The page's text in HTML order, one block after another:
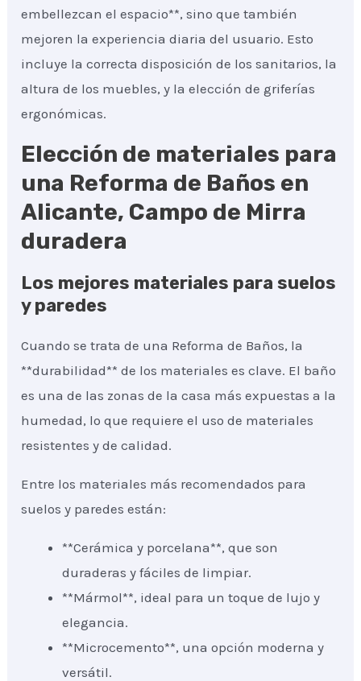
embellezcan el espacio**, sino que también
mejoren la experiencia diaria del usuario. Esto
incluye la correcta disposición de los sanitarios, la
altura de los muebles, y la elección de griferías
ergonómicas.
Elección de materiales para
una Reforma de Baños en
Alicante, Campo de Mirra
duradera
Los mejores materiales para suelos
y paredes
Cuando se trata de una Reforma de Baños, la
**durabilidad** de los materiales es clave. El baño
es una de las zonas de la casa más expuestas a la
humedad, lo que requiere el uso de materiales
resistentes y de calidad.
Entre los materiales más recomendados para
suelos y paredes están:
**Cerámica y porcelana**, que son
duraderas y fáciles de limpiar.
**Mármol**, ideal para un toque de lujo y
elegancia.
**Microcemento**, una opción moderna y
versátil.